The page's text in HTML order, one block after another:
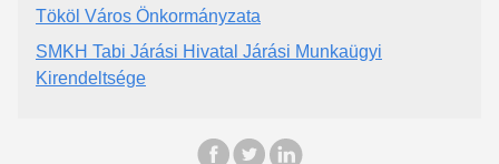
Tököl Város Önkormányzata
SMKH Tabi Járási Hivatal Járási Munkaügyi
Kirendeltsége